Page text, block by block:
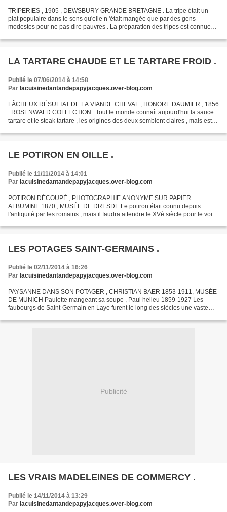
TRIPERIES , 1905 , DEWSBURY GRANDE BRETAGNE . La tripe était un
plat populaire dans le sens qu'elle n 'était mangée que par des gens
modestes pour ne pas dire pauvres . La préparation des tripes est connue
LA TARTARE CHAUDE ET LE TARTARE FROID .
Publié le 07/06/2014 à 14:58
Par lacuisinedantandepapyjacques.over-blog.com
FÂCHEUX RÉSULTAT DE LA VIANDE CHEVAL , HONORE DAUMIER , 1856
. ROSENWALD COLLECTION . Tout le monde connaît aujourd'hui la sauce
tartare et le steak tartare , les origines des deux semblent claires , mais est
LE POTIRON EN OILLE .
Publié le 11/11/2014 à 14:01
Par lacuisinedantandepapyjacques.over-blog.com
POTIRON DÉCOUPÉ , PHOTOGRAPHIE ANONYME SUR PAPIER
ALBUMINE 1870 , MUSÉE DE DRESDE Le potiron était connu depuis
l'antiquité par les romains , mais il faudra attendre le XVè siècle pour le voir
LES POTAGES SAINT-GERMAINS .
Publié le 02/11/2014 à 16:26
Par lacuisinedantandepapyjacques.over-blog.com
PAYSANNE DANS SON POTAGER , CHRISTIAN BAER 1853-1911, MUSÉE
DE MUNICH Paulette mangeant sa soupe , Paul helleu 1859-1927 Les
faubourgs de Saint-Germain en Laye furent le long des siècles une vaste
Publicité
LES VRAIS MADELEINES DE COMMERCY .
Publié le 14/11/2014 à 13:29
Par lacuisinedantandepapyjacques.over-blog.com